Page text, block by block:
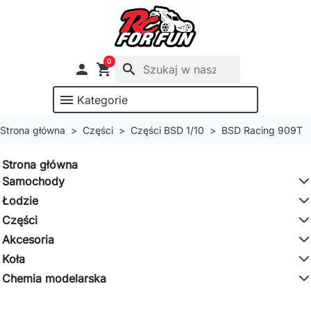
 shopping_cart
0
search
menu Kategorie
Strona główna Części Części BSD 1/10 BSD Racing 909T
Strona główna
Samochody
Łodzie
Części
Akcesoria
Koła
Chemia modelarska